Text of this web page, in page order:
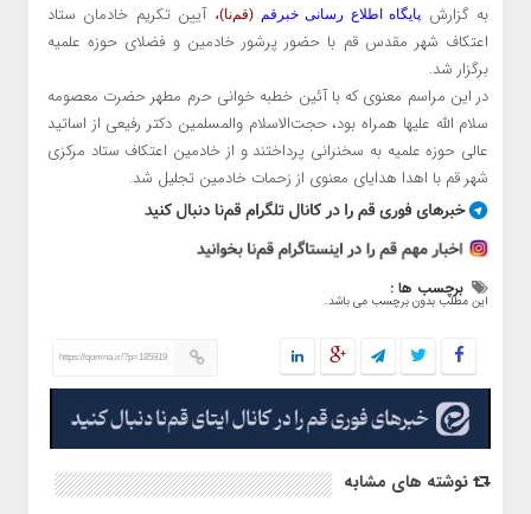
به گزارش پایگاه اطلاع رسانی خبرقم (قم‌نا) ، آیین تکریم خادمان ستاد
اعتکاف شهر مقدس قم با حضور پرشور خادمین و فضلای حوزه علمیه
برگزار شد.
در این مراسم معنوی که با آئین خطبه خوانی حرم مطهر حضرت معصومه
سلام الله علیها همراه بود، حجت‌الاسلام والمسلمین دکتر رفیعی از اساتید
عالی حوزه علمیه به سخنرانی پرداختند و از خادمین اعتکاف ستاد مرکزی
شهر قم با اهدا هدایای معنوی از زحمات خادمین تجلیل شد.
برچسب ها :
این مطلب بدون برچسب می باشد.
https://qomna.ir/?p=185919
نوشته های مشابه